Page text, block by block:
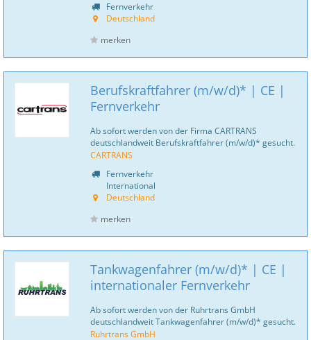
Fernverkehr
Deutschland
merken
Berufskraftfahrer (m/w/d)* | CE |
Fernverkehr
Ab sofort werden von der Firma CARTRANS
deutschlandweit Berufskraftfahrer (m/w/d)* gesucht.
CARTRANS
Fernverkehr
International
Deutschland
merken
Tankwagenfahrer (m/w/d)* | CE |
internationaler Fernverkehr
Ab sofort werden von der Ruhrtrans GmbH
deutschlandweit Tankwagenfahrer (m/w/d)* gesucht.
Ruhrtrans GmbH